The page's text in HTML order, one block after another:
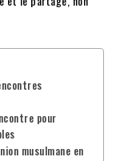
pour
musulmane en